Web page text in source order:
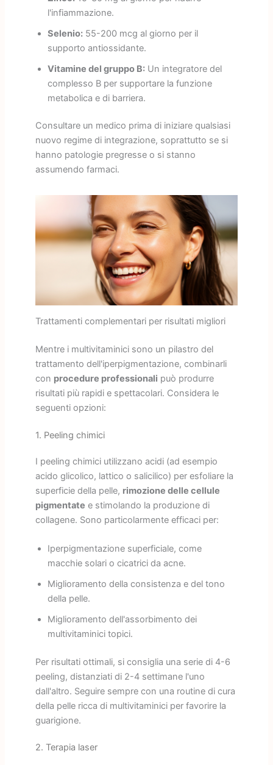
l'infiammazione.
Selenio:55-200 mcg al giorno per il
supporto antiossidante.
Vitamine del gruppo B:Un integratore del
complesso B per supportare la funzione
metabolica e di barriera.
Consultare un medico prima di iniziare qualsiasi
nuovo regime di integrazione, soprattutto se si
hanno patologie pregresse o si stanno
assumendo farmaci.
Trattamenti complementari per risultati migliori
Mentre i multivitaminici sono un pilastro del
trattamento dell'iperpigmentazione, combinarli
con procedure professionali può produrre
risultati più rapidi e spettacolari. Considera le
seguenti opzioni:
1. Peeling chimici
I peeling chimici utilizzano acidi (ad esempio
acido glicolico, lattico o salicilico) per esfoliare la
superficie della pelle, rimozione delle cellule
pigmentate e stimolando la produzione di
collagene. Sono particolarmente efficaci per:
Iperpigmentazione superficiale, come
macchie solari o cicatrici da acne.
Miglioramento della consistenza e del tono
della pelle.
Miglioramento dell'assorbimento dei
multivitaminici topici.
Per risultati ottimali, si consiglia una serie di 4-6
peeling, distanziati di 2-4 settimane l'uno
dall'altro. Seguire sempre con una routine di cura
della pelle ricca di multivitaminici per favorire la
guarigione.
2. Terapia laser